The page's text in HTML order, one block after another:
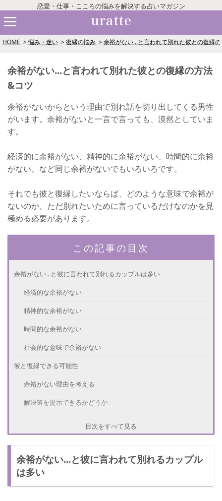
恋愛・仕事・こころの悩みを解決する占いマガジン
HOME 悩み・迷い 復縁の悩み 余裕がない...と言われて別れた彼との復縁
余裕がない...と言われて別れた彼との復縁の方法
&コツ
余裕がないからという理由で別れ話を切り出してくる男性
がいます。余裕がないと一言で言っても、漠然としていま
す。
経済的に余裕がない、精神的に余裕がない、時間的に余裕
がない、など同じ余裕がないでもいろいろです。
それでも彼と復縁したいならば、どのような意味で余裕が
ないのか、ただ別れたいために言っているだけなのかを見
極める必要があります。
この記事の目次
余裕がない...と彼に言われて別れるカップルは多い
経済的な余裕がない
精神的な余裕がない
時間的な余裕がない
社会的な意味で余裕がない
彼と復縁できる可能性
余裕がない理由を考える
解決策を提示できるかどうか
彼と悩みを共有する
彼を精神的にサポートする
目次をすべて見る
余裕がない...と彼に言われて別れるカップル
は多い